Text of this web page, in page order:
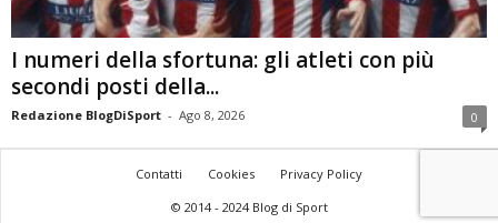
I numeri della sfortuna: gli atleti con più
secondi posti della...
Redazione BlogDiSport - Ago 8, 2026 0
Contatti Cookies
Privacy Policy
© 2014 - 2024 Blog di Sport